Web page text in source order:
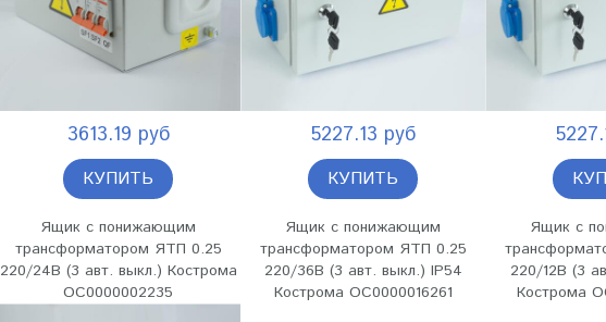
3613.19 руб
КУПИТЬ
Ящик с понижающим
трансформатором ЯТП 0.25
220/24В (3 авт. выкл.) Кострома
ОС0000002235
5227.13 руб
КУПИТЬ
Ящик с понижающим
трансформатором ЯТП 0.25
220/36В (3 авт. выкл.) IP54
Кострома ОС0000016261
Ящик с
220/12В (3
Кострома